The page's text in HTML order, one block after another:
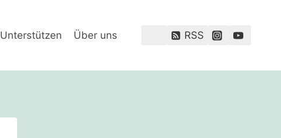
Unterstützen Über uns RSS